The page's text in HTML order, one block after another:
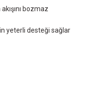
bozmaz
yeterli desteği sağlar